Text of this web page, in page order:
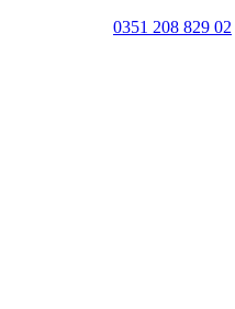
0351 208 829 02